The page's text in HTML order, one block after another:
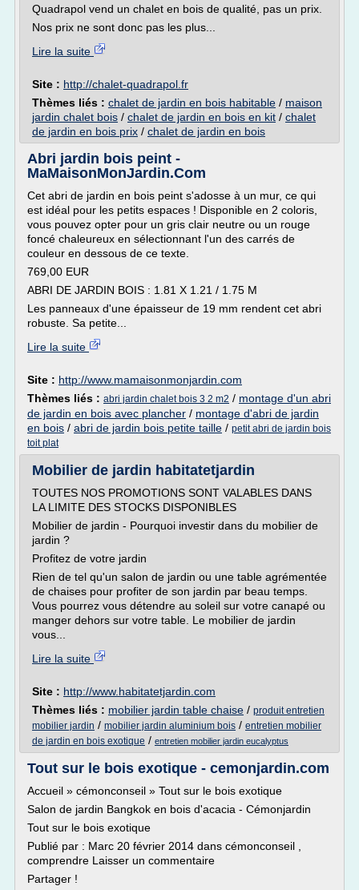
Quadrapol vend un chalet en bois de qualité, pas un prix.
Nos prix ne sont donc pas les plus...
Lire la suite
Site : http://chalet-quadrapol.fr
Thèmes liés : chalet de jardin en bois habitable / maison
jardin chalet bois / chalet de jardin en bois en kit / chalet
de jardin en bois prix / chalet de jardin en bois
Abri jardin bois peint -
MaMaisonMonJardin.Com
Cet abri de jardin en bois peint s'adosse à un mur, ce qui
est idéal pour les petits espaces ! Disponible en 2 coloris,
vous pouvez opter pour un gris clair neutre ou un rouge
foncé chaleureux en sélectionnant l'un des carrés de
couleur en dessous de ce texte.
769,00 EUR
ABRI DE JARDIN BOIS : 1.81 X 1.21 / 1.75 M
Les panneaux d'une épaisseur de 19 mm rendent cet abri
robuste. Sa petite...
Lire la suite
Site : http://www.mamaisonmonjardin.com
Thèmes liés : abri jardin chalet bois 3 2 m2 / montage d'un abri
de jardin en bois avec plancher / montage d'abri de jardin
en bois / abri de jardin bois petite taille / petit abri de jardin bois
toit plat
Mobilier de jardin habitatetjardin
TOUTES NOS PROMOTIONS SONT VALABLES DANS
LA LIMITE DES STOCKS DISPONIBLES
Mobilier de jardin - Pourquoi investir dans du mobilier de
jardin ?
Profitez de votre jardin
Rien de tel qu'un salon de jardin ou une table agrémentée
de chaises pour profiter de son jardin par beau temps.
Vous pourrez vous détendre au soleil sur votre canapé ou
manger dehors sur votre table. Le mobilier de jardin
vous...
Lire la suite
Site : http://www.habitatetjardin.com
Thèmes liés : mobilier jardin table chaise / produit entretien
mobilier jardin / mobilier jardin aluminium bois / entretien mobilier
de jardin en bois exotique / entretien mobilier jardin eucalyptus
Tout sur le bois exotique - cemonjardin.com
Accueil » cémonconseil » Tout sur le bois exotique
Salon de jardin Bangkok en bois d'acacia - Cémonjardin
Tout sur le bois exotique
Publié par : Marc 20 février 2014 dans cémonconseil ,
comprendre Laisser un commentaire
Partager !